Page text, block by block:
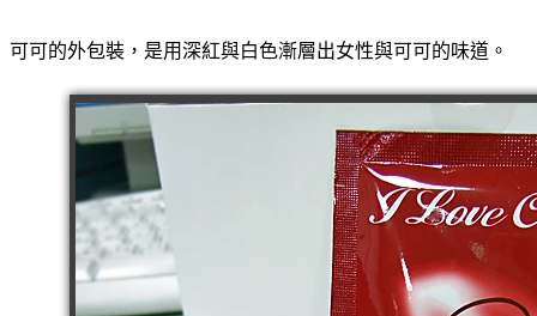
可可的外包裝，是用深紅與白色漸層出女性與可可的味道。